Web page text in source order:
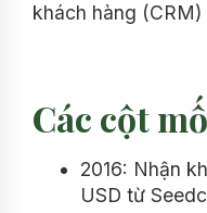
khách hàng
Các cột
2016: Nhận
USD từ